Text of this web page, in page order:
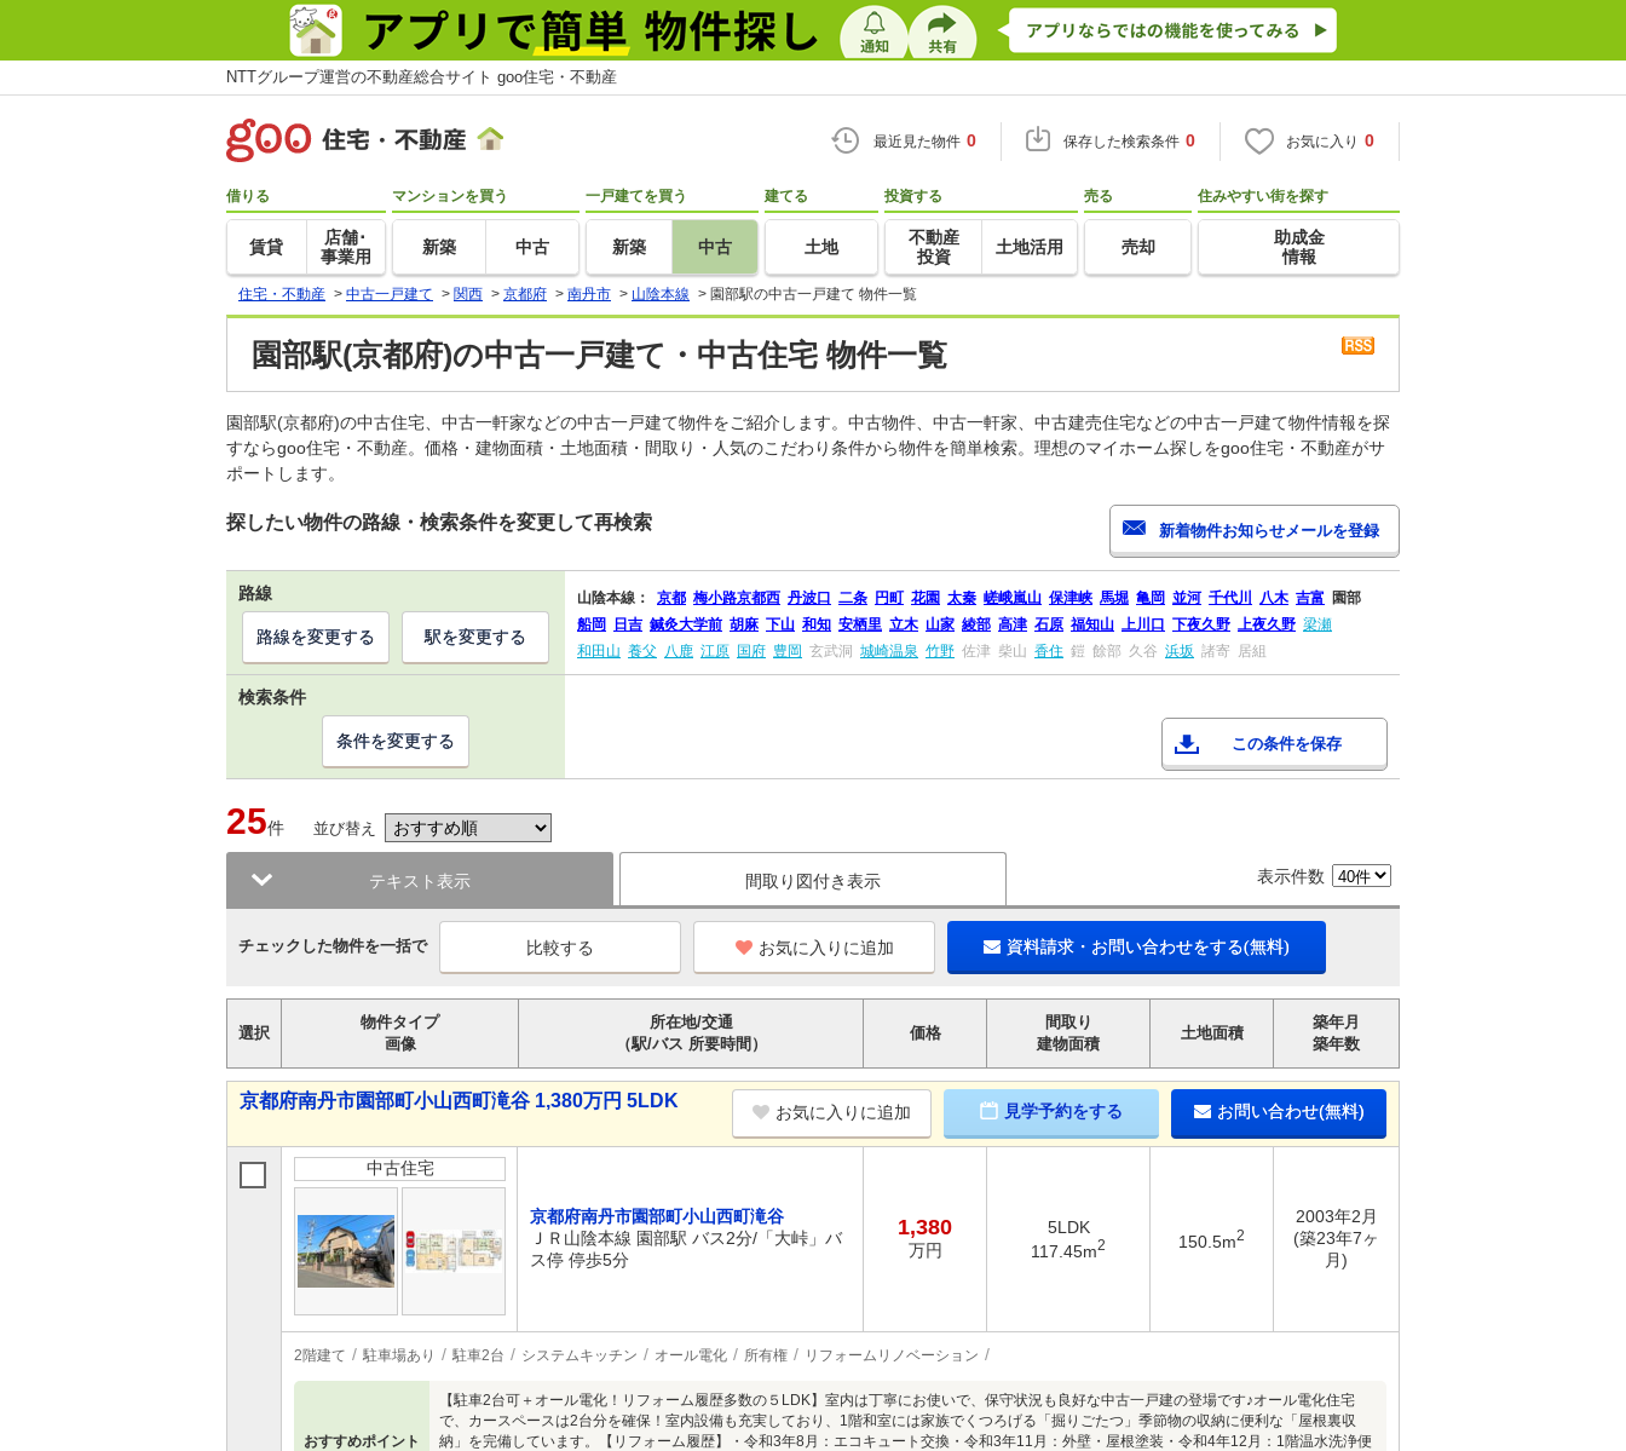
NTTグループ運営の不動産総合サイト goo住宅・不動産
最近見た物件 0 保存した検索条件 0 お気に入り 0
借りる
賃貸
店舗･
事業用
マンションを買う
新築 中古
一戸建てを買う
新築 中古
建てる
土地
投資する
不動産
投資
土地活用
売る
売却
住みやすい街を探す
助成金
情報
住宅・不動産 > 中古一戸建て > 関西 > 京都府 > 南丹市 > 山陰本線 > 園部駅の中古一戸建て 物件一覧
園部駅(京都府)の中古一戸建て・中古住宅 物件一覧
園部駅(京都府)の中古住宅、中古一軒家などの中古一戸建て物件をご紹介します。中古物件、中古一軒家、中古建売住宅などの中古一戸建て物件情報を探
すならgoo住宅・不動産。価格・建物面積・土地面積・間取り・人気のこだわり条件から物件を簡単検索。理想のマイホーム探しをgoo住宅・不動産がサ
ポートします。
探したい物件の路線・検索条件を変更して再検索
路線 山陰本線： 京都 梅小路京都西 丹波口 二条 円町 花園 太秦 嵯峨嵐山 保津峡 馬堀 亀岡 並河 千代川 八木 吉富
園部
船岡
日吉 鍼灸大学前 胡麻 下山 和知 安栖里 立木 山家 綾部 高津 石原 福知山 上川口 下夜久野 上夜久野 梁瀬
和田山 養父 八鹿 江原 国府 豊岡 玄武洞 城崎温泉 竹野 佐津 柴山 香住 鎧 餘部 久谷 浜坂 諸寄 居組
路線を変更する 駅を変更する
検索条件
この条件を保存
条件を変更する
25件 並び替え
テキスト表示 間取り図付き表示 表示件数
チェックした物件を一括で お気に入りに追加 資料請求・お問い合わせをする(無料)
選択
物件タイプ
画像
所在地/交通
（駅/バス 所要時間）
価格
間取り
建物面積
土地面積
築年月
築年数
京都府南丹市園部町小山西町滝谷 1,380万円 5LDK
お気に入りに追加 見学予約をする お問い合わせ(無料)
中古住宅
京都府南丹市園部町小山西町滝谷
ＪＲ山陰本線 園部駅 バス2分/「大峠」バ
ス停 停歩5分
1,380
万円
5LDK
117.45m2 150.5m2
2003年2月
(築23年7ヶ
月)
2階建て 駐車場あり 駐車2台 システムキッチン オール電化 所有権 リフォームリノベーション
おすすめポイント
【駐車2台可＋オール電化！リフォーム履歴多数の５LDK】室内は丁寧にお使いで、保守状況も良好な中古一戸建の登場です♪オール電化住宅
で、カースペースは2台分を確保！室内設備も充実しており、1階和室には家族でくつろげる「掘りごたつ」季節物の収納に便利な「屋根裏収
納」を完備しています。【リフォーム履歴】・令和3年8月：エコキュート交換・令和3年11月：外壁・屋根塗装・令和4年12月：1階温水洗浄便